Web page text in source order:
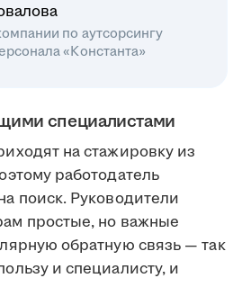
по аутсорсингу
«Константа»
специалистами
на стажировку из
работодатель
поиск. Руководители
простые, но важные
обратную связь — так
и специалисту, и